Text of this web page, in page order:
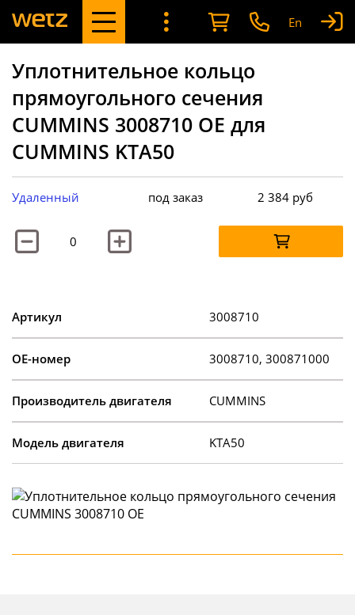
En
Уплотнительное кольцо
прямоугольного сечения
CUMMINS 3008710 OE для
CUMMINS KTA50
Удаленный под заказ 2 384 руб
Артикул 3008710
OE-номер 3008710, 300871000
Производитель двигателя CUMMINS
Модель двигателя KTA50